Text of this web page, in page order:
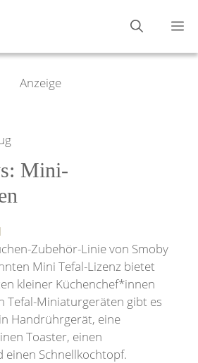
Anzeige
Mini-
Zubehör-Linie von Smoby
Mini Tefal-Lizenz bietet
kleiner Küchenchef*innen
Tefal-Miniaturgeräten gibt es
Handrührgerät, eine
Toaster, einen
einen Schnellkochtopf.